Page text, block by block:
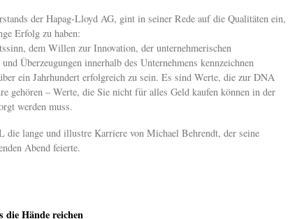
der Hapag-Lloyd AG, gint in seiner Rede auf die Qualitäten ein,
Erfolg zu haben:
dem Willen zur Innovation, der unternehmerischen
Überzeugungen innerhalb des Unternehmens kennzeichnen
ein Jahrhundert erfolgreich zu sein. Es sind Werte, die zur DNA
gehören – Werte, die Sie nicht für alles Geld kaufen können in der
werden muss.
die lange und illustre Karriere von Michael Behrendt, der seine
Abend feierte.
Hände reichen